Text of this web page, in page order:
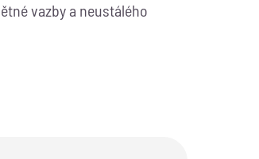
vazby a neustálého